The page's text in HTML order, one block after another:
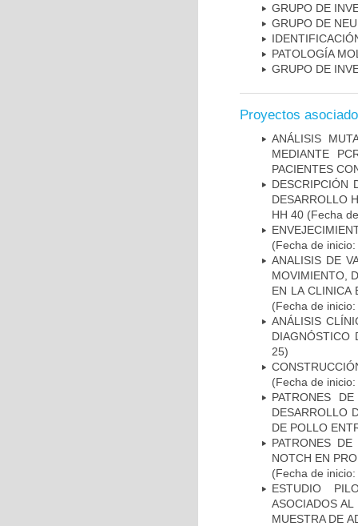
GRUPO DE
GRUPO DE
PATOLOGÍA
GRUPO DE
Proyectos
ANÁLISIS
MEDIANTE
PACIENTES
DESCRIPCIÓN
DESARROLLO
HH 40 (Fecha
(Fecha de
ANALISIS DE
MOVIMIENTO,
EN LA CLINICA
(Fecha de
ANÁLISIS
DIAGNÓSTICO
25)
(Fecha de
PATRONES
DESARROLLO
DE POLLO
PATRONES
NOTCH EN
(Fecha de
ESTUDIO
ASOCIADOS
MUESTRA DE